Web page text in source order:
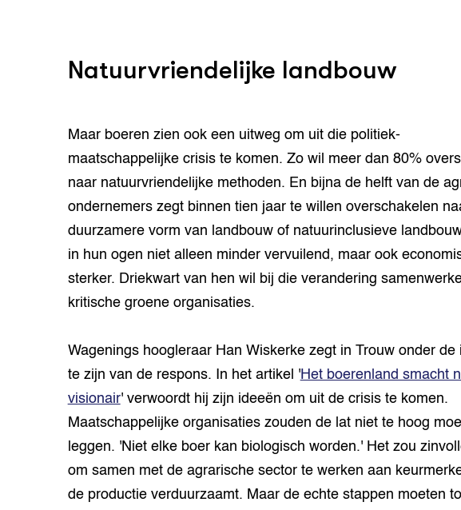
Natuurvriendelijke landbouw
Maar boeren zien ook een uitweg om uit die politiek-
maatschappelijke crisis te komen. Zo wil meer dan 80%
naar natuurvriendelijke methoden. En bijna de helft van de
ondernemers zegt binnen tien jaar te willen overschakelen
duurzamere vorm van landbouw of natuurinclusieve
in hun ogen niet alleen minder vervuilend, maar ook
sterker. Driekwart van hen wil bij die verandering
kritische groene organisaties.
Wagenings hoogleraar Han Wiskerke zegt in Trouw onder de
te zijn van de respons. In het artikel 'Het boerenland smacht
visionair' verwoordt hij zijn ideeën om uit de crisis te komen.
Maatschappelijke organisaties zouden de lat niet te hoog
leggen. 'Niet elke boer kan biologisch worden.' Het zou
om samen met de agrarische sector te werken aan
de productie verduurzaamt. Maar de echte stappen moeten